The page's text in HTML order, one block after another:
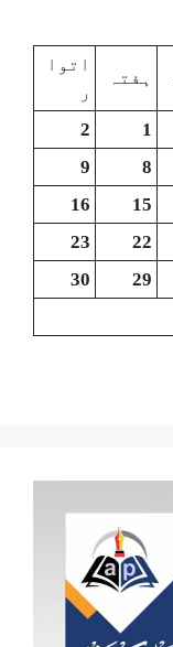
ہفتہ
اتوا
ر
1
2
8
9
15
16
22
23
29
30